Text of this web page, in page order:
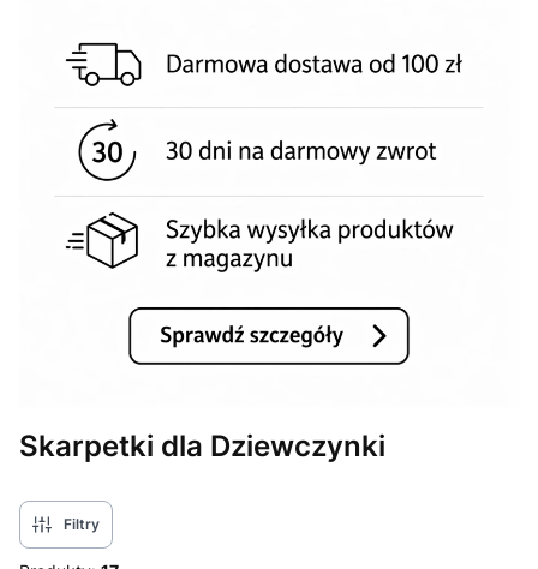
Skarpetki dla Dziewczynki
Filtry